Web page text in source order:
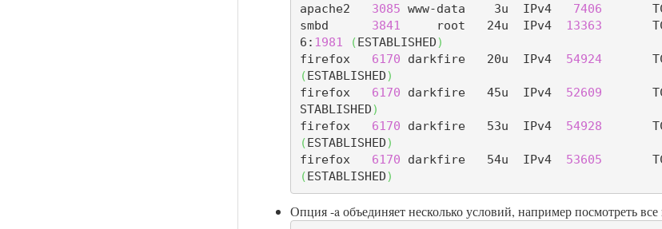
apache2 3085 www-data    3u  IPv4 7406
smbd 3841
     root   24u  IPv4
13363
6: 1981 (ESTABLISHED)
firefox 6170 darkfire   20u  IPv4 54924
(ESTABLISHED)
firefox 6170 darkfire   45u  IPv4 52609
STABLISHED)
firefox 6170 darkfire   53u  IPv4 54928
(ESTABLISHED)
firefox 6170 darkfire   54u  IPv4 53605
(ESTABLISHED)
Опция -a объединяет несколько условий, например посмотреть